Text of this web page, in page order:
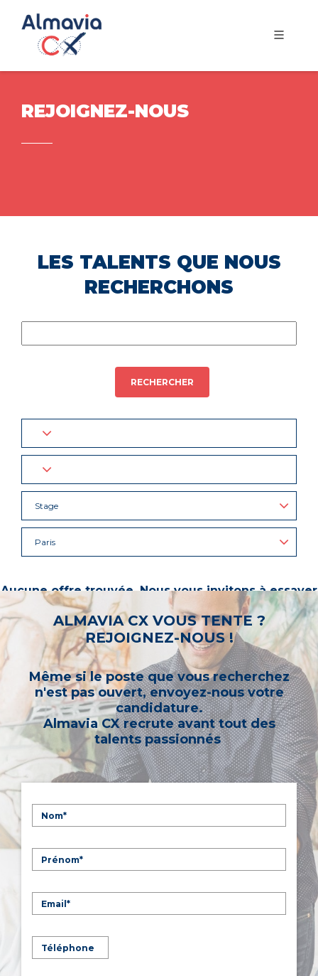
REJOIGNEZ-NOUS
LES TALENTS QUE NOUS
RECHERCHONS
RECHERCHER
Stage
Paris
Aucune offre trouvée. Nous vous invitons à essayer
d’autres mots-clés ou à sélectionner un « métier ».
ALMAVIA CX VOUS TENTE ?
REJOIGNEZ-NOUS !
Même si le poste que vous recherchez
n'est pas ouvert, envoyez-nous votre
candidature.
Almavia CX recrute avant tout des
talents passionnés